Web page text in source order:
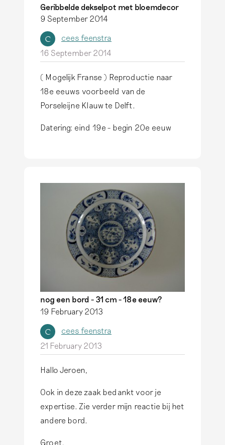
Geribbelde dekselpot met bloemdecor
9 September 2014
C
cees feenstra
16 September 2014
( Mogelijk Franse ) Reproductie naar
18e eeuws voorbeeld van de
Porseleijne Klauw te Delft.
Datering: eind 19e - begin 20e eeuw
nog een bord - 31 cm - 18e eeuw?
19 February 2013
C
cees feenstra
21 February 2013
Hallo Jeroen,
Ook in deze zaak bedankt voor je
expertise. Zie verder mijn reactie bij het
andere bord.
Groet,